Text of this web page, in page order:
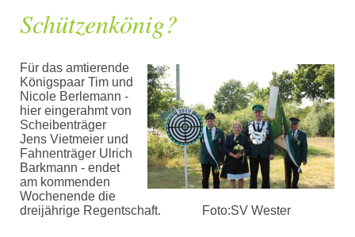
Schützenkönig?
Für das amtierende
Königspaar Tim und
Nicole Berlemann -
hier eingerahmt von
Scheibenträger
Jens Vietmeier und
Fahnenträger Ulrich
Barkmann - endet
am kommenden
Wochenende die
dreijährige Regentschaft. Foto:SV Wester